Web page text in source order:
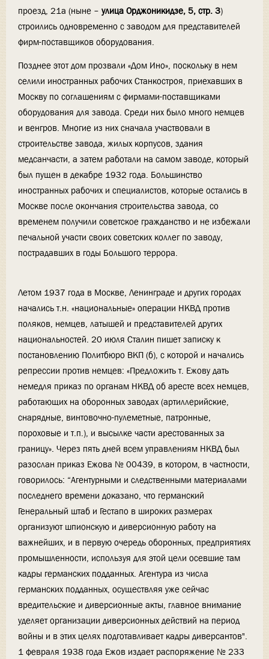
проезд, 21а (ныне – улица Орджоникидзе, 5, стр. 3)
строились одновременно с заводом для представителей
фирм-поставщиков оборудования.
Позднее этот дом прозвали «Дом Ино», поскольку в нем
селили иностранных рабочих Станкостроя, приехавших в
Москву по соглашениям с фирмами-поставщиками
оборудования для завода. Среди них было много немцев
и венгров. Многие из них сначала участвовали в
строительстве завода, жилых корпусов, здания
медсанчасти, а затем работали на самом заводе, который
был пущен в декабре 1932 года. Большинство
иностранных рабочих и специалистов, которые остались в
Москве после окончания строительства завода, со
временем получили советское гражданство и не избежали
печальной участи своих советских коллег по заводу,
пострадавших в годы Большого террора.
Летом 1937 года в Москве, Ленинграде и других городах
начались т.н. «национальные» операции НКВД против
поляков, немцев, латышей и представителей других
национальностей. 20 июля Сталин пишет записку к
постановлению Политбюро ВКП (б), с которой и начались
репрессии против немцев: «Предложить т. Ежову дать
немедля приказ по органам НКВД об аресте всех немцев,
работающих на оборонных заводах (артиллерийские,
снарядные, винтовочно-пулеметные, патронные,
пороховые и т.п.), и высылке части арестованных за
границу». Через пять дней всем управлениям НКВД был
разослан приказ Ежова № 00439, в котором, в частности,
говорилось: “Агентурными и следственными материалами
последнего времени доказано, что германский
Генеральный штаб и Гестапо в широких размерах
организуют шпионскую и диверсионную работу на
важнейших, и в первую очередь оборонных, предприятиях
промышленности, используя для этой цели осевшие там
кадры германских подданных. Агентура из числа
германских подданных, осуществляя уже сейчас
вредительские и диверсионные акты, главное внимание
уделяет организации диверсионных действий на период
войны и в этих целях подготавливает кадры диверсантов".
1 февраля 1938 года Ежов издает распоряжение № 233